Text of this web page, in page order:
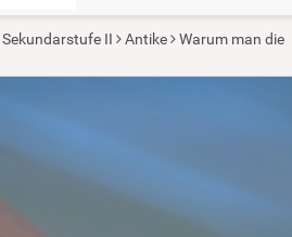
Sekundarstufe II Antike
Warum man die